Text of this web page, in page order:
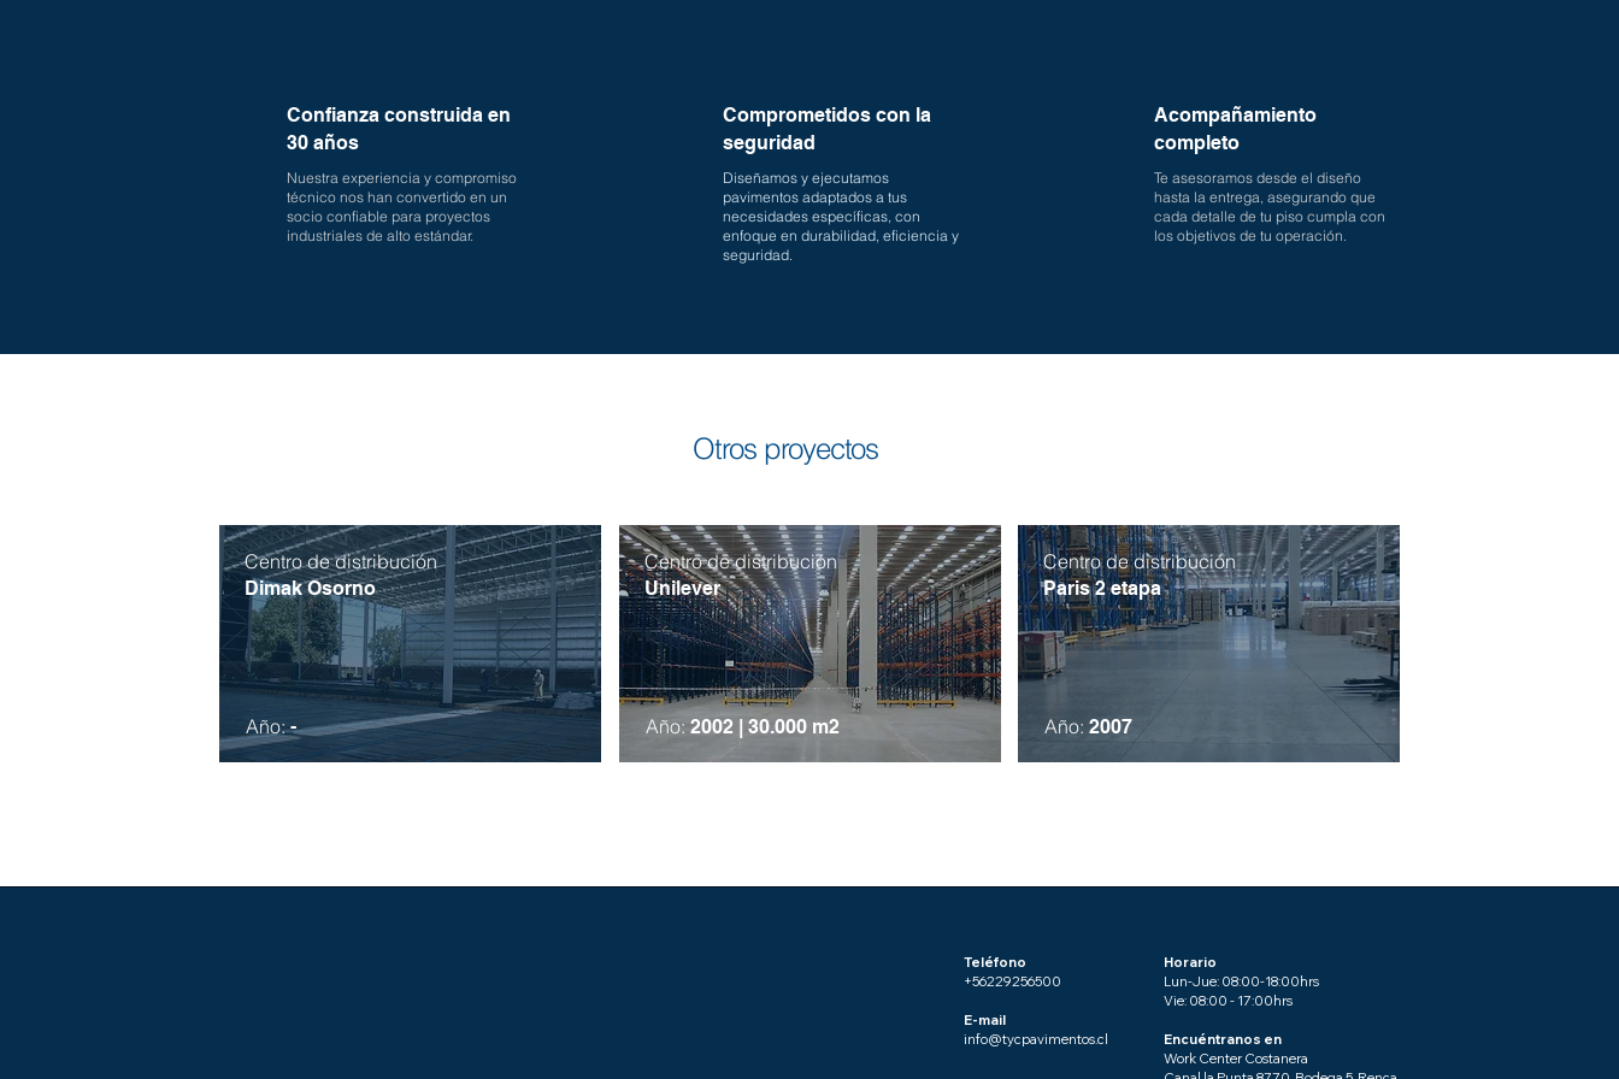
Confianza construida en
30 años
Nuestra experiencia y compromiso
técnico nos han convertido en un
socio confiable para proyectos
industriales de alto estándar.
Comprometidos con la
seguridad
Diseñamos y ejecutamos
pavimentos adaptados a tus
necesidades específicas, con
enfoque en durabilidad, eficiencia y
seguridad.
Acompañamiento
completo
Te asesoramos desde el diseño
hasta la entrega, asegurando que
cada detalle de tu piso cumpla con
los objetivos de tu operación.
Otros proyectos
Centro de distribución
Dimak Osorno
Año:-
Centro de distribución
Unilever
Año: 2002 | 30.000 m2​
Centro de distribución
Paris 2 etapa
Año: 2007
Teléfono
+56229256500
E-mail
info@tycpavimentos.cl
Horario
Lun-Jue: 08:00-18:00hrs
Vie: 08:00 - 17:00hrs
Encuéntranos en
Work Center Costanera